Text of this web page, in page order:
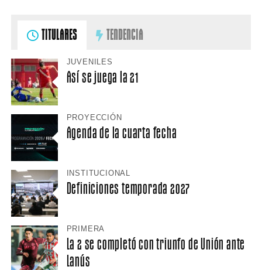
TITULARES TENDENCIA
JUVENILES
Así se juega la 21
PROYECCIÓN
Agenda de la cuarta fecha
INSTITUCIONAL
Definiciones temporada 2027
PRIMERA
La 2 se completó con triunfo de Unión ante
Lanús